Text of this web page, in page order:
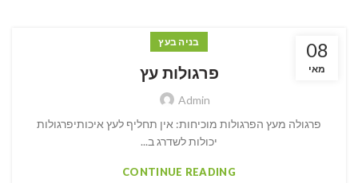
08
מאי
בניה בעץ
פרגולות עץ
Admin
פרגולה מעץ הפרגולות מוכיחות: אין תחליף לעץ איכותיפרגולות
יכולות לשדרג ב...
CONTINUE READING